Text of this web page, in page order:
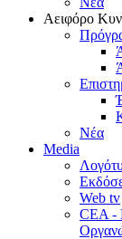
Αειφόρο
Νέα
Media
Web tv
CEA -